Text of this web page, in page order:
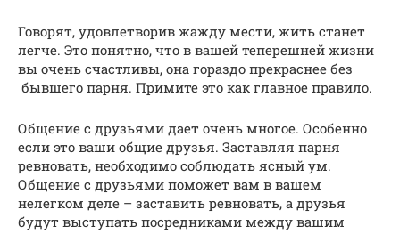
Говорят, удовлетворив жажду мести, жить станет
легче. Это понятно, что в вашей теперешней жизни
вы очень счастливы, она гораздо прекраснее без
бывшего парня. Примите это как главное правило.
Общение с друзьями дает очень многое. Особенно
если это ваши общие друзья. Заставляя парня
ревновать, необходимо соблюдать ясный ум.
Общение с друзьями поможет вам в вашем
нелегком деле – заставить ревновать, а друзья
будут выступать посредниками между вашим